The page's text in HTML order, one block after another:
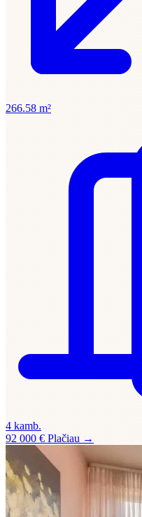
266.58 m²
4 kamb.
92 000 € Plačiau →